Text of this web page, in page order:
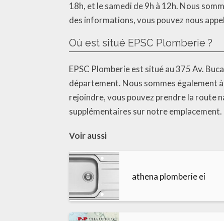
18h, et le samedi de 9h à 12h. Nous
des informations, vous pouvez nous
Où est situé EPSC Plomberie ?
EPSC Plomberie est situé au 375 Av.
département. Nous sommes également
rejoindre, vous pouvez prendre la route
supplémentaires sur notre emplacement.
Voir aussi
athena plomberie ei